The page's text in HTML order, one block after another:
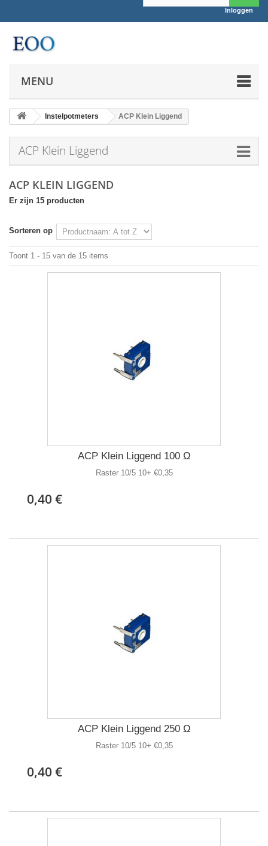
Inloggen
MENU
Instelpotmeters ACP Klein Liggend
ACP Klein Liggend
ACP KLEIN LIGGEND
Er zijn 15 producten
Sorteren op
Toont 1 - 15 van de 15 items
ACP Klein Liggend 100 Ω
Raster 10/5 10+ €0,35
0,40 €
ACP Klein Liggend 250 Ω
Raster 10/5 10+ €0,35
0,40 €